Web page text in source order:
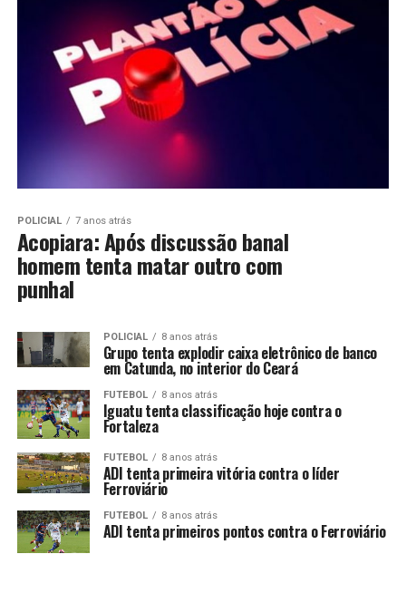
POLICIAL 7 anos atrás
Acopiara: Após discussão banal
homem tenta matar outro com
punhal
POLICIAL 8 anos atrás
Grupo tenta explodir caixa eletrônico de banco
em Catunda, no interior do Ceará
FUTEBOL 8 anos atrás
Iguatu tenta classificação hoje contra o
Fortaleza
FUTEBOL 8 anos atrás
ADI tenta primeira vitória contra o líder
Ferroviário
FUTEBOL 8 anos atrás
ADI tenta primeiros pontos contra o Ferroviário